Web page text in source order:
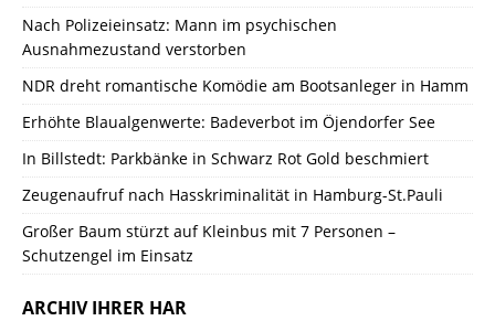
Nach Polizeieinsatz: Mann im psychischen
Ausnahmezustand verstorben
NDR dreht romantische Komödie am Bootsanleger in Hamm
Erhöhte Blaualgenwerte: Badeverbot im Öjendorfer See
In Billstedt: Parkbänke in Schwarz Rot Gold beschmiert
Zeugenaufruf nach Hasskriminalität in Hamburg-St.Pauli
Großer Baum stürzt auf Kleinbus mit 7 Personen –
Schutzengel im Einsatz
ARCHIV IHRER HAR